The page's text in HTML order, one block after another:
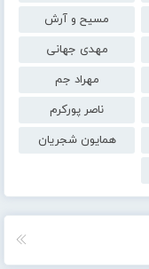
مسیح و آرش
مهدی جهانی
مهراد جم
ناصر پورکرم
همایون شجریان